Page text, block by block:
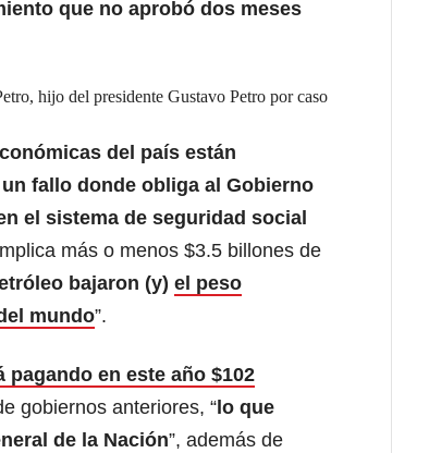
que no aprobó dos meses
hijo del presidente Gustavo Petro por caso
del país están
fallo donde obliga al Gobierno
el sistema de seguridad social
más o menos $3.5 billones de
bajaron (y) el peso
mundo”.
pagando en este año $102
gobiernos anteriores, “ lo que
de la Nación”, además de